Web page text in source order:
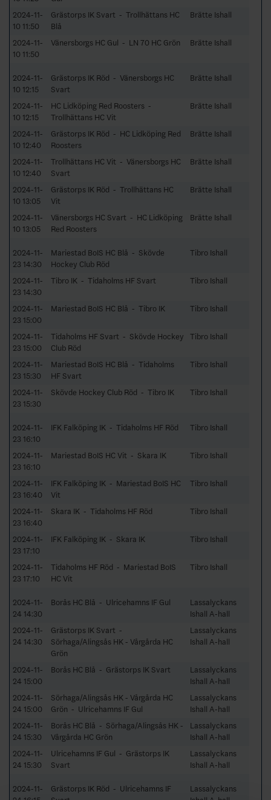
2024-11-
10 11:50
Grästorps IK Svart - Trollhättans HC
Blå
Brätte Ishall
2024-11-
10 11:50
Vänersborgs HC Gul - LN 70 HC Grön Brätte Ishall
2024-11-
10 12:15
Grästorps IK Röd - Vänersborgs HC
Svart
Brätte Ishall
2024-11-
10 12:15
HC Lidköping Red Roosters -
Trollhättans HC Vit
Brätte Ishall
2024-11-
10 12:40
Grästorps IK Röd - HC Lidköping Red
Roosters
Brätte Ishall
2024-11-
10 12:40
Trollhättans HC Vit - Vänersborgs HC
Svart
Brätte Ishall
2024-11-
10 13:05
Grästorps IK Röd - Trollhättans HC
Vit
Brätte Ishall
2024-11-
10 13:05
Vänersborgs HC Svart - HC Lidköping
Red Roosters
Brätte Ishall
2024-11-
23 14:30
Mariestad BoIS HC Blå - Skövde
Hockey Club Röd
Tibro Ishall
2024-11-
23 14:30
Tibro IK - Tidaholms HF Svart Tibro Ishall
2024-11-
23 15:00
Mariestad BoIS HC Blå - Tibro IK Tibro Ishall
2024-11-
23 15:00
Tidaholms HF Svart - Skövde Hockey
Club Röd
Tibro Ishall
2024-11-
23 15:30
Mariestad BoIS HC Blå - Tidaholms
HF Svart
Tibro Ishall
2024-11-
23 15:30
Skövde Hockey Club Röd - Tibro IK Tibro Ishall
2024-11-
23 16:10
IFK Falköping IK - Tidaholms HF Röd Tibro Ishall
2024-11-
23 16:10
Mariestad BoIS HC Vit - Skara IK Tibro Ishall
2024-11-
23 16:40
IFK Falköping IK - Mariestad BoIS HC
Vit
Tibro Ishall
2024-11-
23 16:40
Skara IK - Tidaholms HF Röd Tibro Ishall
2024-11-
23 17:10
IFK Falköping IK - Skara IK Tibro Ishall
2024-11-
23 17:10
Tidaholms HF Röd - Mariestad BoIS
HC Vit
Tibro Ishall
2024-11-
24 14:30
Borås HC Blå - Ulricehamns IF Gul
Lassalyckans
Ishall A-hall
2024-11-
24 14:30
Grästorps IK Svart -
Sörhaga/Alingsås HK - Vårgårda HC
Grön
Lassalyckans
Ishall A-hall
2024-11-
24 15:00
Borås HC Blå - Grästorps IK Svart
Lassalyckans
Ishall A-hall
2024-11-
24 15:00
Sörhaga/Alingsås HK - Vårgårda HC
Grön - Ulricehamns IF Gul
Lassalyckans
Ishall A-hall
2024-11-
24 15:30
Borås HC Blå - Sörhaga/Alingsås HK -
Vårgårda HC Grön
Lassalyckans
Ishall A-hall
2024-11-
24 15:30
Ulricehamns IF Gul - Grästorps IK
Svart
Lassalyckans
Ishall A-hall
2024-11-
Grästorps IK Röd - Ulricehamns IF
Lassalyckans